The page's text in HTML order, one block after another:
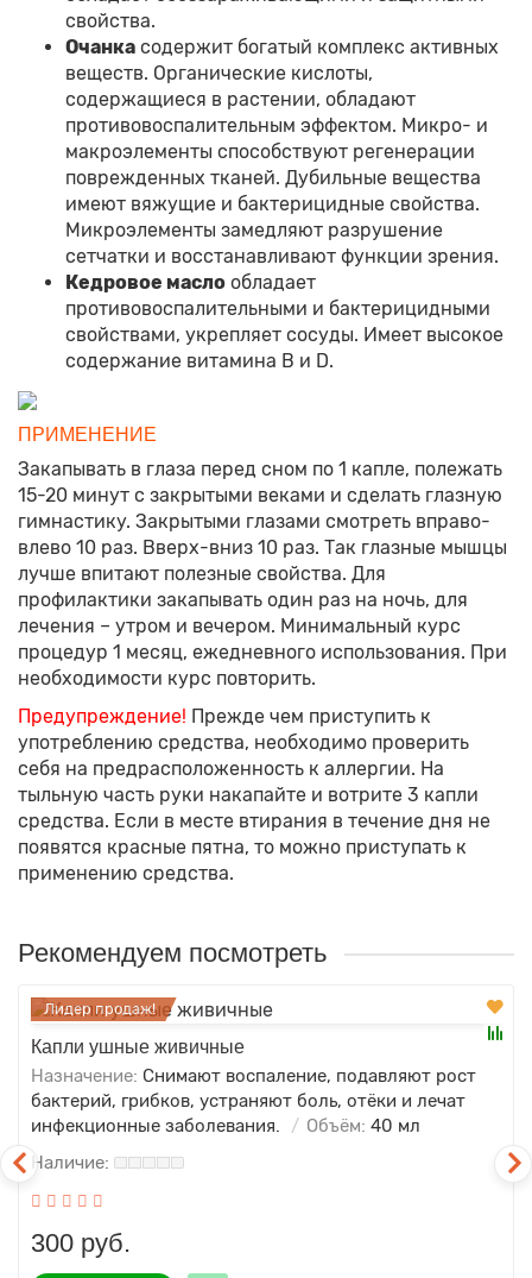
свойства.
Очанка содержит богатый комплекс активных
веществ. Органические кислоты,
содержащиеся в растении, обладают
противовоспалительным эффектом. Микро- и
макроэлементы способствуют регенерации
поврежденных тканей. Дубильные вещества
имеют вяжущие и бактерицидные свойства.
Микроэлементы замедляют разрушение
сетчатки и восстанавливают функции зрения.
Кедровое масло обладает
противовоспалительными и бактерицидными
свойствами, укрепляет сосуды. Имеет высокое
содержание витамина В и D.
ПРИМЕНЕНИЕ
Закапывать в глаза перед сном по 1 капле, полежать
15-20 минут с закрытыми веками и сделать глазную
гимнастику. Закрытыми глазами смотреть вправо-
влево 10 раз. Вверх-вниз 10 раз. Так глазные мышцы
лучше впитают полезные свойства. Для
профилактики закапывать один раз на ночь, для
лечения – утром и вечером. Минимальный курс
процедур 1 месяц, ежедневного использования. При
необходимости курс повторить.
Предупреждение! Прежде чем приступить к
употреблению средства, необходимо проверить
себя на предрасположенность к аллергии. На
тыльную часть руки накапайте и вотрите 3 капли
средства. Если в месте втирания в течение дня не
появятся красные пятна, то можно приступать к
применению средства.
Рекомендуем посмотреть
Лидер продаж!
Капли ушные живичные
Назначение: Снимают воспаление, подавляют рост
бактерий, грибков, устраняют боль, отёки и лечат
инфекционные заболевания.
Объём: 40 мл
300 руб.